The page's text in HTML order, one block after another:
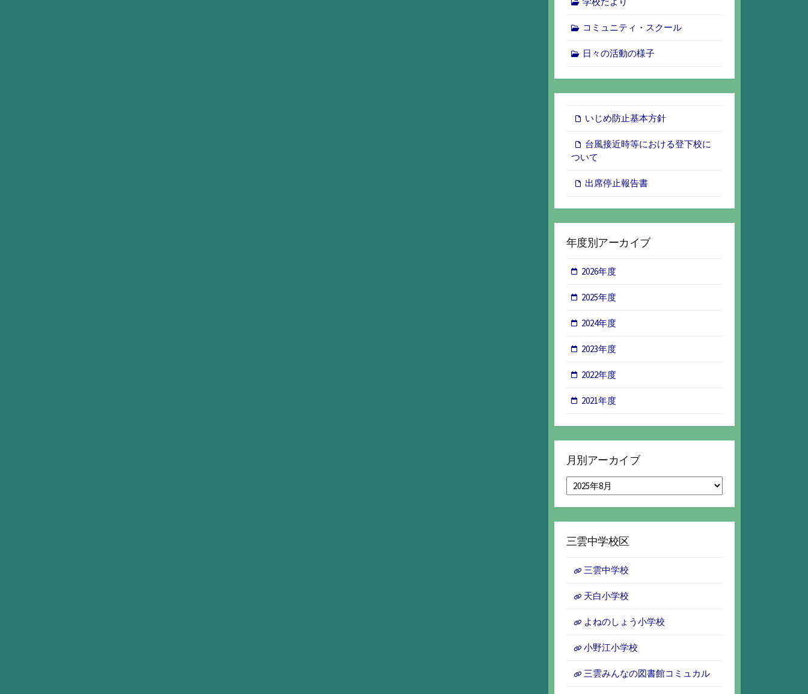
コミュニティ・スクール
日々の活動の様子
いじめ防止基本方針
台風接近時等における登下校に
ついて
出席停止報告書
年度別アーカイブ
2026年度
2025年度
2024年度
2023年度
2022年度
2021年度
月別アーカイブ
月
別
ア
ー
イ
三雲中学校区
三雲中学校
天白小学校
よねのしょう小学校
小野江小学校
三雲みんなの図書館コミュカル